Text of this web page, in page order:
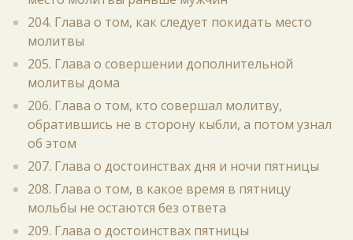
204. Глава о том, как следует покидать место
молитвы
205. Глава о совершении дополнительной
молитвы дома
206. Глава о том, кто совершал молитву,
обратившись не в сторону кыбли, а потом узнал
об этом
207. Глава о достоинствах дня и ночи пятницы
208. Глава о том, в какое время в пятницу
мольбы не остаются без ответа
209. Глава о достоинствах пятницы